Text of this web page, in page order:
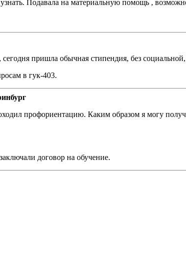
Подавала на материальную помощь ,
пришла обычная стипендия, без
в гук-403.
профориентацию. Каким образом я могу
договор на обучение.